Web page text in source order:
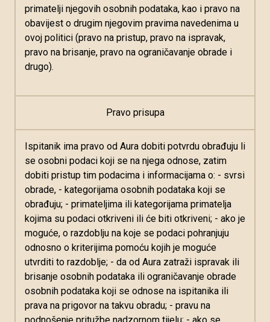
primatelji njegovih osobnih podataka, kao i pravo na
obavijest o drugim njegovim pravima navedenima u
ovoj politici (pravo na pristup, pravo na ispravak,
pravo na brisanje, pravo na ograničavanje obrade i
drugo).
Pravo prisupa
Ispitanik ima pravo od Aura dobiti potvrdu obrađuju li
se osobni podaci koji se na njega odnose, zatim
dobiti pristup tim podacima i informacijama o: - svrsi
obrade, - kategorijama osobnih podataka koji se
obrađuju; - primateljima ili kategorijama primatelja
kojima su podaci otkriveni ili će biti otkriveni; - ako je
moguće, o razdoblju na koje se podaci pohranjuju
odnosno o kriterijima pomoću kojih je moguće
utvrditi to razdoblje; - da od Aura zatraži ispravak ili
brisanje osobnih podataka ili ograničavanje obrade
osobnih podataka koji se odnose na ispitanika ili
prava na prigovor na takvu obradu; - pravu na